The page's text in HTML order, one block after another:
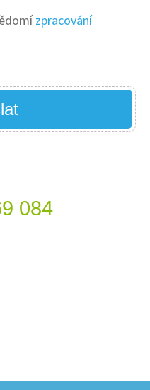
zpracování
084